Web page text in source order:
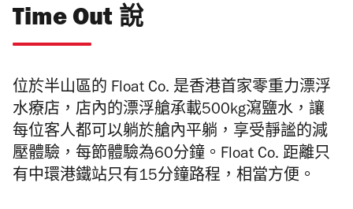
Time Out 說
位於半山區的 Float Co. 是香港首家零重力漂浮
水療店，店內的漂浮艙承載500kg瀉鹽水，讓
每位客人都可以躺於艙內平躺，享受靜謐的減
壓體驗，每節體驗為60分鐘。Float Co. 距離只
有中環港鐵站只有15分鐘路程，相當方便。